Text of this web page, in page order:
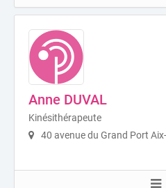
Anne DUVAL
Kinésithérapeute
40 avenue du Grand Port